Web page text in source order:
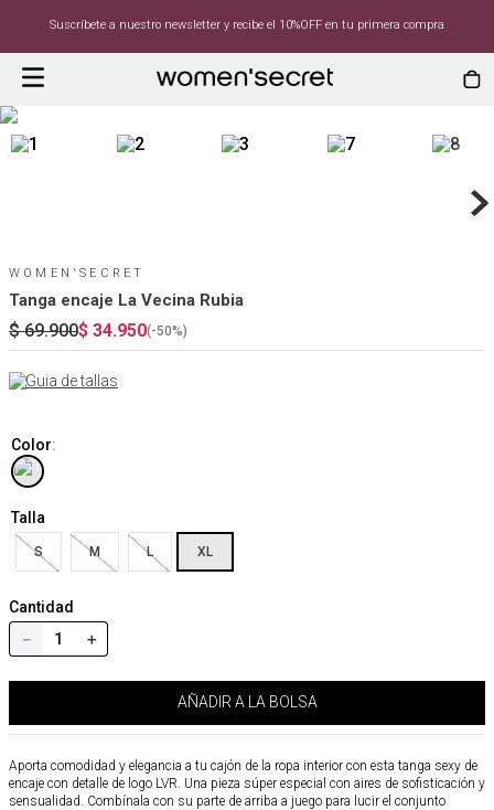
Suscríbete a nuestro newsletter y recibe el 10%OFF en tu primera compra
WOMEN'SECRET
Tanga encaje La Vecina Rubia
$ 69.900$ 34.950(-50%)
Guia de tallas
Color:
Talla
S M L XL
Cantidad
＋
－
AÑADIR A LA BOLSA
Aporta comodidad y elegancia a tu cajón de la ropa interior con esta tanga sexy de
encaje con detalle de logo LVR. Una pieza súper especial con aires de sofisticación y
sensualidad. Combínala con su parte de arriba a juego para lucir el conjunto